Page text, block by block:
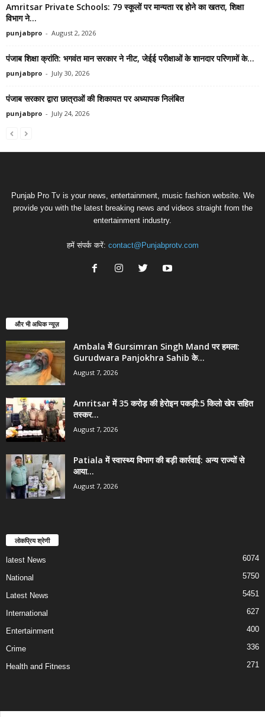
Amritsar Private Schools: 79 स्कूलों पर मान्यता रद्द होने का खतरा, शिक्षा
विभाग ने...
punjabpro - August 2, 2026
पंजाब शिक्षा क्रांति: भगवंत मान सरकार ने नीट, जेईई परीक्षाओं के शानदार परिणामों के...
punjabpro - July 30, 2026
पंजाब सरकार द्वारा छात्राओं की शिकायत पर अध्यापक निलंबित
punjabpro - July 24, 2026
Punjab Pro Tv is your news, entertainment, music fashion website. We
provide you with the latest breaking news and videos straight from the
entertainment industry.
हमें संपर्क करें: contact@Punjabprotv.com
और भी अधिक न्यूज़
Ambala में Gursimran Singh Mand पर हमला:
Gurudwara Panjokhra Sahib के...
August 7, 2026
Amritsar में 35 करोड़ की हेरोइन पकड़ी:5 किलो खेप सहित
तस्कर...
August 7, 2026
Patiala में स्वास्थ्य विभाग की बड़ी कार्रवाई: अन्य राज्यों से
आया...
August 7, 2026
लोकप्रिय श्रेणी
latest News 6074
National 5750
Latest News 5451
International 627
Entertainment 400
Crime 336
Health and Fitness 271